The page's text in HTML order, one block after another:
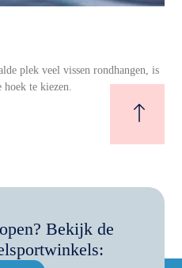
plek veel vissen rondhangen, is
te kiezen.
Bekijk de